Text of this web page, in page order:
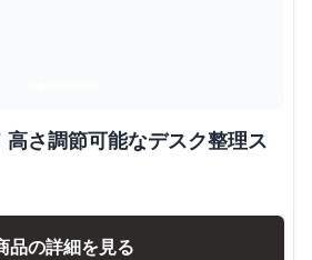
さ調節可能なデスク整理ス
品の詳細を見る